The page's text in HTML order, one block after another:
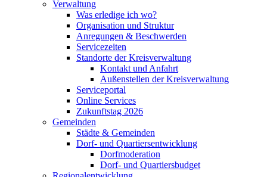
Verwaltung
Was erledige ich wo?
Organisation und Struktur
Anregungen & Beschwerden
Servicezeiten
Standorte der Kreisverwaltung
Kontakt und Anfahrt
Außenstellen der Kreisverwaltung
Serviceportal
Online Services
Zukunftstag 2026
Gemeinden
Städte & Gemeinden
Dorf- und Quartiersentwicklung
Dorfmoderation
Dorf- und Quartiersbudget